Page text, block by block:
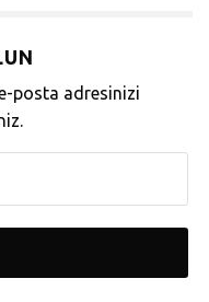
posta adresinizi